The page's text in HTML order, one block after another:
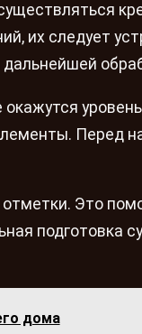
их следует
Перед
Это
подготовка
дома